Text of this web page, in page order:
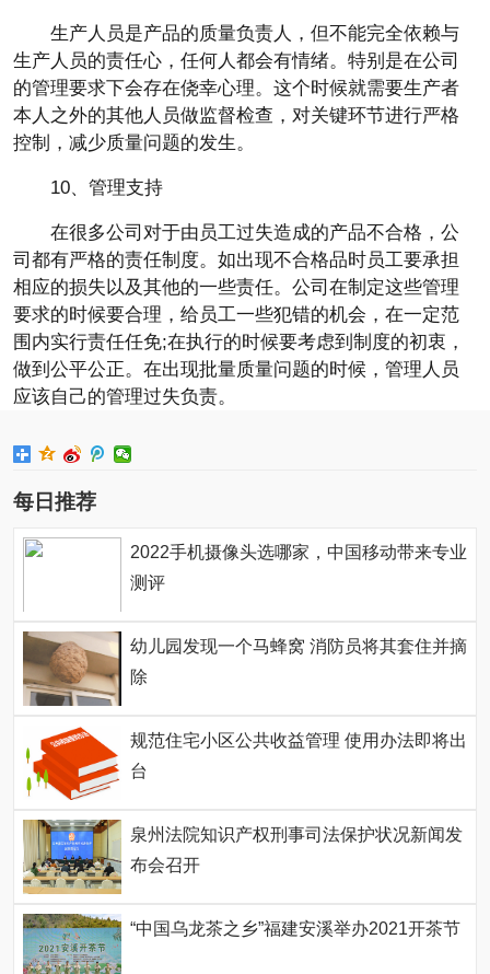
生产人员是产品的质量负责人，但不能完全依赖与
生产人员的责任心，任何人都会有情绪。特别是在公司
的管理要求下会存在侥幸心理。这个时候就需要生产者
本人之外的其他人员做监督检查，对关键环节进行严格
控制，减少质量问题的发生。
10、管理支持
在很多公司对于由员工过失造成的产品不合格，公
司都有严格的责任制度。如出现不合格品时员工要承担
相应的损失以及其他的一些责任。公司在制定这些管理
要求的时候要合理，给员工一些犯错的机会，在一定范
围内实行责任任免;在执行的时候要考虑到制度的初衷，
做到公平公正。在出现批量质量问题的时候，管理人员
应该自己的管理过失负责。
每日推荐
2022手机摄像头选哪家，中国移动带来专业
测评
幼儿园发现一个马蜂窝 消防员将其套住并摘
除
规范住宅小区公共收益管理 使用办法即将出
台
泉州法院知识产权刑事司法保护状况新闻发
布会召开
“中国乌龙茶之乡”福建安溪举办2021开茶节